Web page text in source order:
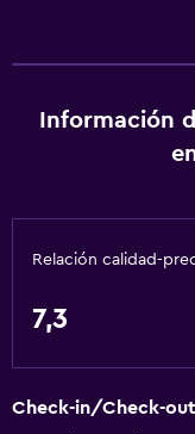
Información
Relación calidad-
7,3
Check-in/Check-out